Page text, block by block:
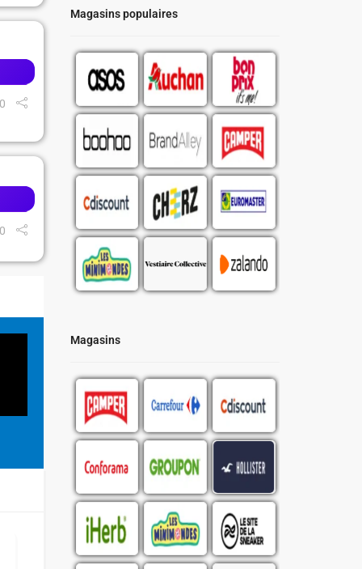
Magasins populaires
Magasins